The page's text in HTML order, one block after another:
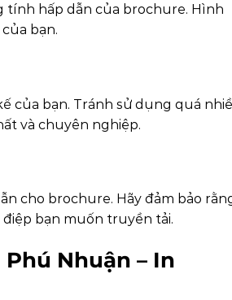
tính hấp dẫn của brochure. Hình
bạn.
của bạn. Tránh sử dụng quá
và chuyên nghiệp.
cho brochure. Hãy đảm bảo
bạn muốn truyền tải.
Nhuận – In